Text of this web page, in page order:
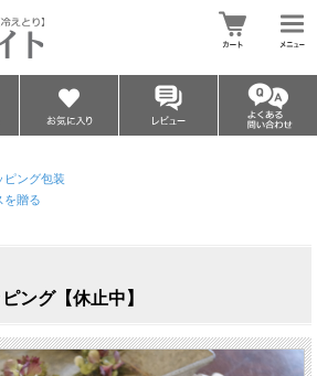
ピング包装
を贈る
ング【休止中】